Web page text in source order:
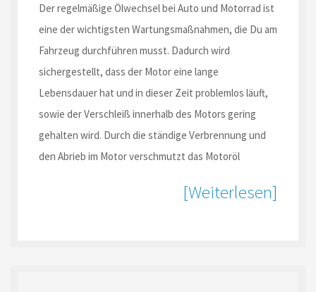
Der regelmäßige Ölwechsel bei Auto und Motorrad ist
eine der wichtigsten Wartungsmaßnahmen, die Du am
Fahrzeug durchführen musst. Dadurch wird
sichergestellt, dass der Motor eine lange
Lebensdauer hat und in dieser Zeit problemlos läuft,
sowie der Verschleiß innerhalb des Motors gering
gehalten wird. Durch die ständige Verbrennung und
den Abrieb im Motor verschmutzt das Motoröl
[Weiterlesen]